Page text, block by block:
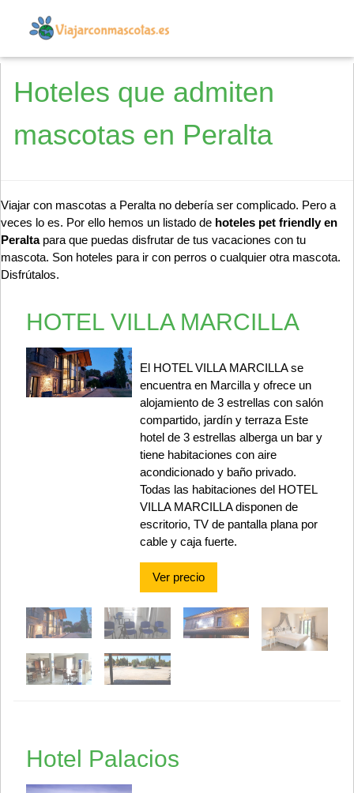
Hoteles que admiten
mascotas en Peralta
Viajar con mascotas a Peralta no debería ser complicado. Pero a
veces lo es. Por ello hemos un listado de hoteles pet friendly en
Peraltapara que puedas disfrutar de tus vacaciones con tu
mascota. Son hoteles para ir con perros o cualquier otra mascota.
Disfrútalos.
HOTEL VILLA MARCILLA
El HOTEL VILLA MARCILLA se
encuentra en Marcilla y ofrece un
alojamiento de 3 estrellas con salón
compartido, jardín y terraza Este
hotel de 3 estrellas alberga un bar y
tiene habitaciones con aire
acondicionado y baño privado.
Todas las habitaciones del HOTEL
VILLA MARCILLA disponen de
escritorio, TV de pantalla plana por
cable y caja fuerte.
Ver precio
Hotel Palacios